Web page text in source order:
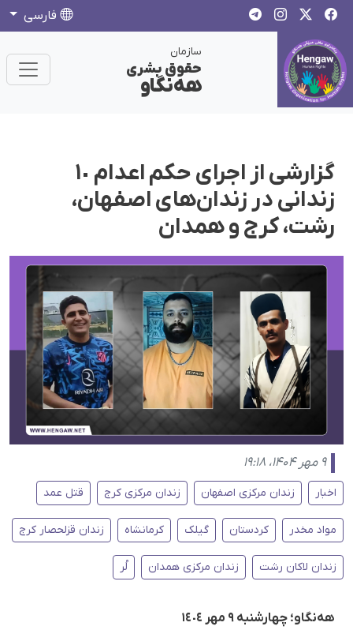
فارسی
سازمان
حقوق بشری
هەنگاو
گزارشی از اجرای حکم اعدام ١٠
زندانی در زندان‌های اصفهان،
رشت، کرج و همدان
۹ مهر ۱۴۰۴، ۱۹:۱۸
اخبار زندان مرکزی اصفهان زندان مرکزی کرج قتل عمد
مواد مخدر کردستان گیلک کرمانشاه زندان قزلحصار کرج
زندان لاکان رشت زندان مرکزی همدان لُر
هەنگاو؛ چهارشنبە ٩ مهر ١٤٠٤